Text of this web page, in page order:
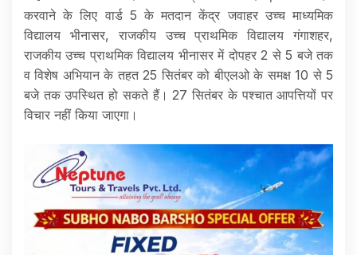
करवाने के लिए वार्ड 5 के मतदान केंद्र जवाहर उच्च माध्यमिक
विद्यालय भीनासर, राजकीय उच्च प्राथमिक विद्यालय गंगाशहर,
राजकीय उच्च प्राथमिक विद्यालय भीनासर में दोपहर 2 से 5 बजे तक
व विशेष अभियान के तहत 25 सितंबर को बीएलओ के समक्ष 10 से 5
बजे तक उपस्थित हो सकते हैं। 27 सितंबर के पश्चात आपत्तियों पर
विचार नहीं किया जाएगा।